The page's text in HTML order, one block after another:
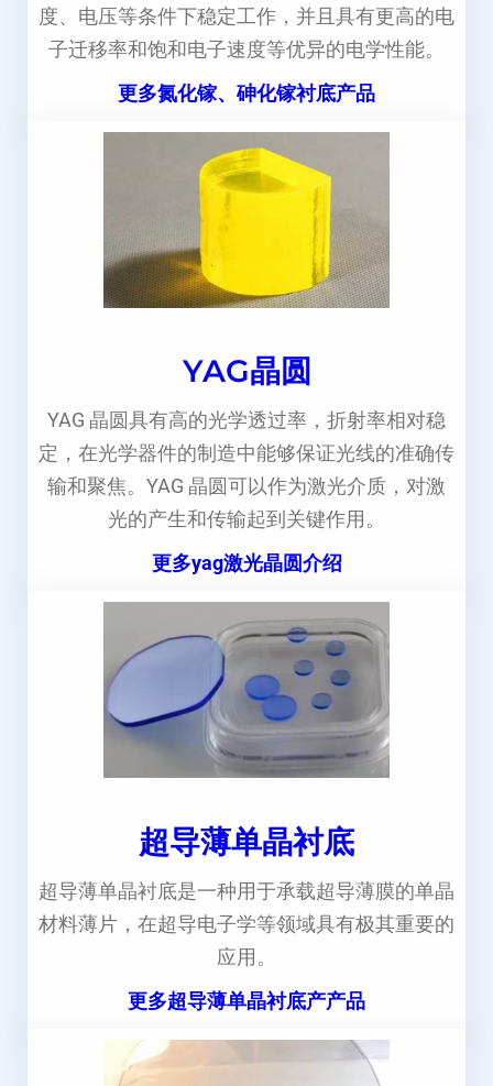
度、电压等条件下稳定工作，并且具有更高的电
子迁移率和饱和电子速度等优异的电学性能。
更多氮化镓、砷化镓衬底产品
YAG晶圆
YAG 晶圆具有高的光学透过率，折射率相对稳
定，在光学器件的制造中能够保证光线的准确传
输和聚焦。YAG 晶圆可以作为激光介质，对激
光的产生和传输起到关键作用。
更多yag激光晶圆介绍
超导薄单晶衬底
超导薄单晶衬底是一种用于承载超导薄膜的单晶
材料薄片，在超导电子学等领域具有极其重要的
应用。
更多超导薄单晶衬底产产品